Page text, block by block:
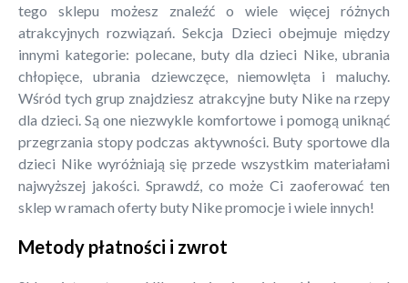
tego sklepu możesz znaleźć o wiele więcej różnych
atrakcyjnych rozwiązań. Sekcja Dzieci obejmuje między
innymi kategorie: polecane, buty dla dzieci Nike, ubrania
chłopięce, ubrania dziewczęce, niemowlęta i maluchy.
Wśród tych grup znajdziesz atrakcyjne buty Nike na rzepy
dla dzieci. Są one niezwykle komfortowe i pomogą uniknąć
przegrzania stopy podczas aktywności. Buty sportowe dla
dzieci Nike wyróżniają się przede wszystkim materiałami
najwyższej jakości. Sprawdź, co może Ci zaoferować ten
sklep w ramach oferty buty Nike promocje i wiele innych!
Metody płatności i zwrot